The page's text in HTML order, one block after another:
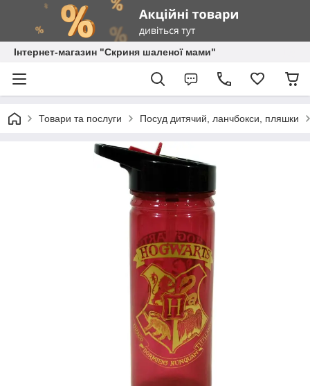
Інтернет-магазин "Скриня шаленої мами"
Товари та послуги Посуд дитячий, ланчбокси, пляшки